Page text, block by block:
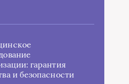
гарантия
и безопасности